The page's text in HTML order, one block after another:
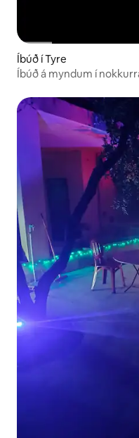
Íbúð í Tyre
Íbúð á myndum í